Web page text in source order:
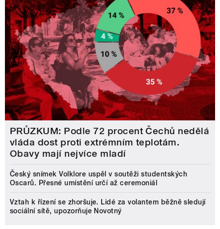
PRŮZKUM: Podle 72 procent Čechů nedělá
vláda dost proti extrémním teplotám.
Obavy mají nejvíce mladí
Český snímek Volklore uspěl v soutěži studentských
Oscarů. Přesné umístění určí až ceremoniál
Vztah k řízení se zhoršuje. Lidé za volantem běžně sledují
sociální sítě, upozorňuje Novotný